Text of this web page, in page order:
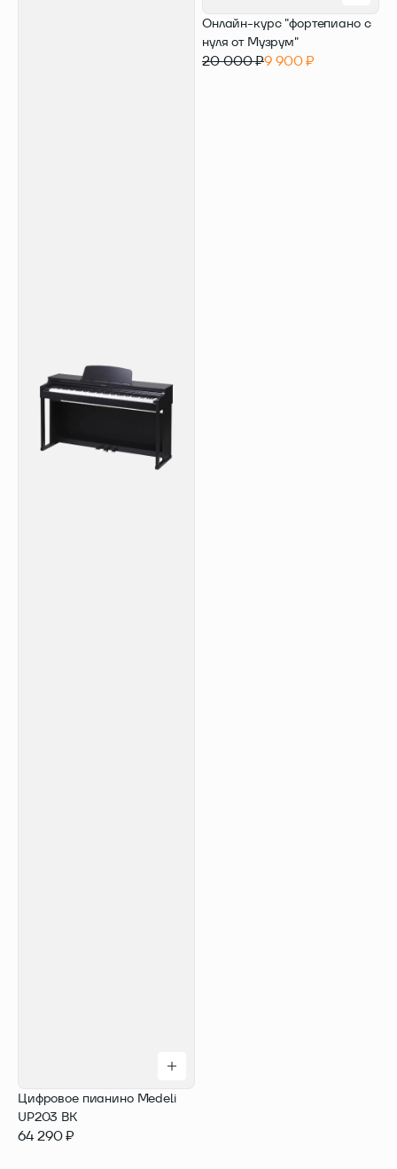
Цифровое пианино Medeli
UP203 BK
64 290 ₽
Онлайн-курс "фортепиано с
нуля от Музрум"
20 000 ₽9 900 ₽